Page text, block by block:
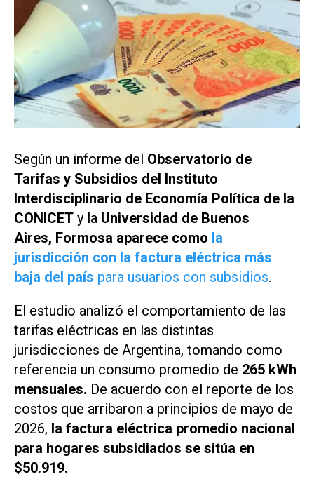
Según un informe del Observatorio de
Tarifas y Subsidios del Instituto
Interdisciplinario de Economía Política de la
CONICET y la Universidad de Buenos
Aires, Formosa aparece como la
jurisdicción con la factura eléctrica más
baja del país para usuarios con subsidios.
El estudio analizó el comportamiento de las
tarifas eléctricas en las distintas
jurisdicciones de Argentina, tomando como
referencia un consumo promedio de 265 kWh
mensuales. De acuerdo con el reporte de los
costos que arribaron a principios de mayo de
2026, la factura eléctrica promedio nacional
para hogares subsidiados se sitúa en
$50.919.